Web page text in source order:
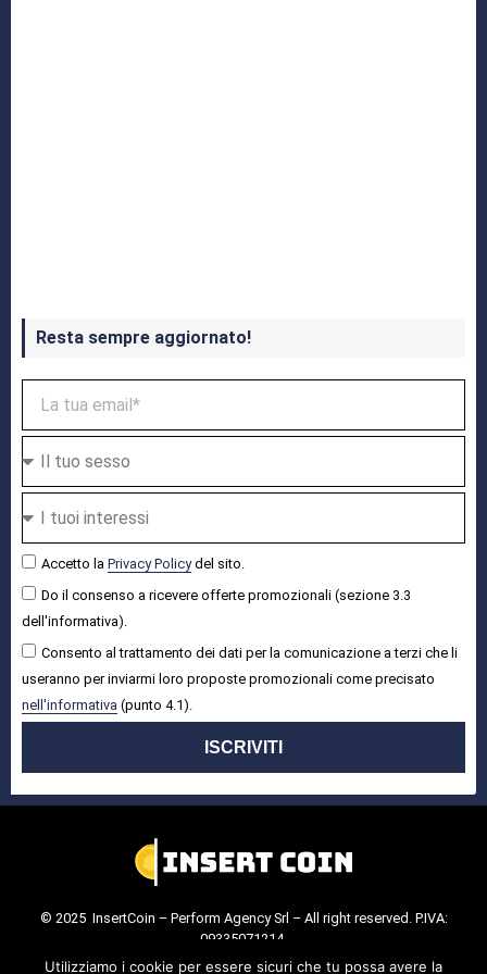
Resta sempre aggiornato!
Accetto la Privacy Policydel sito.
Do il consenso a ricevere offerte promozionali (sezione 3.3
dell'informativa).
Consento al trattamento dei dati per la comunicazione a terzi che li
useranno per inviarmi loro proposte promozionali come precisato
nell'informativa (punto 4.1).
ISCRIVITI
© 2025 InsertCoin – Perform Agency Srl – All right reserved. P.IVA:
09335071214.
Cookie Policy . Privacy Policy.
Utilizziamo i cookie per essere sicuri che tu possa avere la